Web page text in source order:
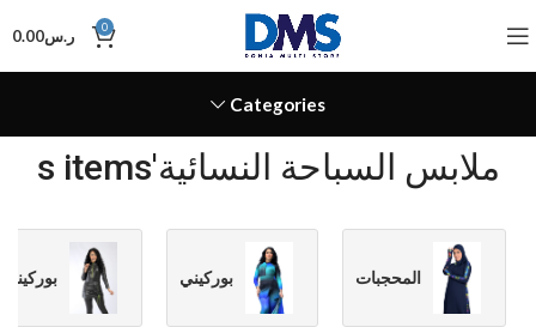
0 ر.س0.00
Categories
ملابس السباحة النسائية's items
المحجبات بوركيني